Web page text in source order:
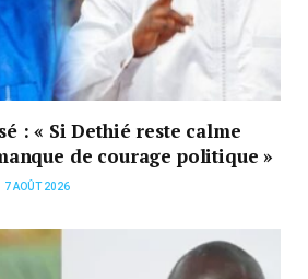
: « Si Dethié reste calme
de courage politique »
7 AOÛT 2026